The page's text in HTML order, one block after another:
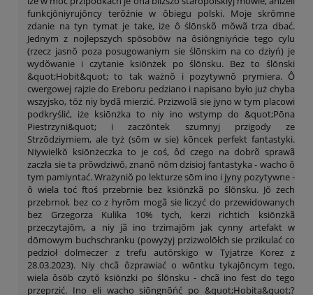
funkcjōniyrujōncy terŏźnie w ôbiegu polski. Moje skrōmne
zdanie na tyn tymat je take, iże ô ślōnskõ mŏwã trza dbać.
Jednym z nojlepszych spōsobōw na ôsiōngniyńcie tego cylu
(rzecz jasnŏ poza posugowaniym sie ślōnskim na co dziyń) je
wydŏwanie i czytanie ksiōnżek po ślōnsku. Bez to ślōnski
&quot;Hobit&quot; to tak ważnŏ i pozytywnŏ prymiera. Ô
cwergowej rajzie do Ereboru pedziano i napisano było już chyba
wszyjsko, tōż niy bydã mierzić. Przizwolã sie jyno w tym placowi
podkryślić, iże ksiōnżka to niy ino wstymp do &quot;Pōna
Piestrzyni&quot; i zaczōntek szumnyj przigody ze
Strzōdziymiem, ale tyż (sōm w sie) kōncek perfekt fantastyki.
Niywielkŏ ksiōnżeczka to je coś, ôd czego na dobrõ sprawã
zaczła sie ta prŏwdziwŏ, znanŏ nōm dzisioj fantastyka - wacho ô
tym pamiyntać. Wrażyniŏ po lekturze sōm ino i jyny pozytywne -
ô wiela toć ftoś przebrnie bez ksiōnżkã po ślōnsku. Jŏ żech
przebrnoł, bez co z hyrōm mogã sie liczyć do przewidowanych
bez Grzegorza Kulika 10% tych, kerzi richtich ksiōnżkã
przeczytajōm, a niy jã ino trzimajōm jak cynny artefakt w
dōmowym buchschranku (powyżyj przizwolōłch sie przikulać co
pedzioł dolmeczer z trefu autōrskigo w Tyjatrze Korez z
28.03.2023). Niy chcã ôzprawiać o wōntku tykajōncym tego,
wiela ôsōb czytŏ ksiōnżki po ślōnsku - chcã ino fest do tego
przeprzić. Ino eli wacho siōngnōńć po &quot;Hobita&quot;?